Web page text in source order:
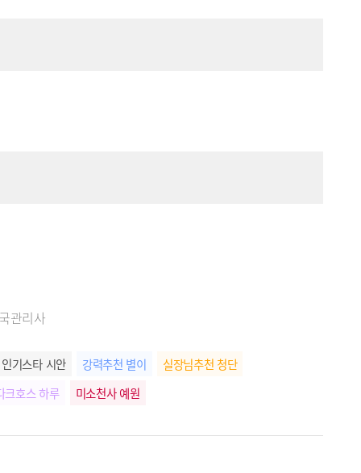
관리사
인기스타 시안 강력추천 별이
실장님추천 청단
크호스 하루 미소천사 예원